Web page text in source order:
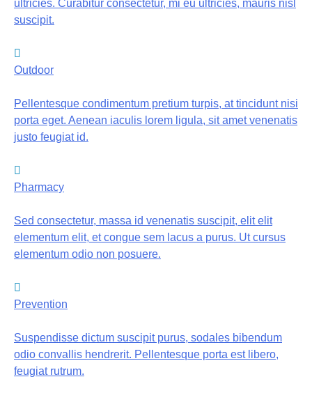
ultricies. Curabitur consectetur, mi eu ultricies, mauris nisl
suscipit.
Outdoor
Pellentesque condimentum pretium turpis, at tincidunt nisi
porta eget. Aenean iaculis lorem ligula, sit amet venenatis
justo feugiat id.
Pharmacy
Sed consectetur, massa id venenatis suscipit, elit elit
elementum elit, et congue sem lacus a purus. Ut cursus
elementum odio non posuere.
Prevention
Suspendisse dictum suscipit purus, sodales bibendum
odio convallis hendrerit. Pellentesque porta est libero,
feugiat rutrum.